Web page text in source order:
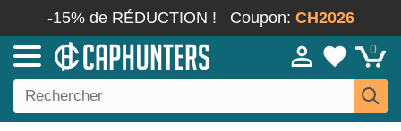
-15% de RÉDUCTION ! Coupon: CH2026
0